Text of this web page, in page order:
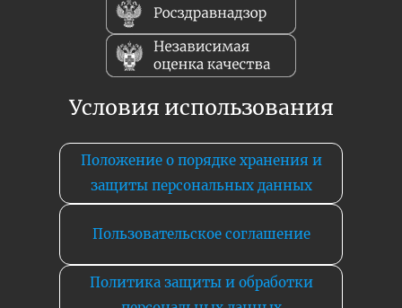
Условия использования
Положение о порядке хранения и
защиты персональных данных
Пользовательское соглашение
Политика защиты и обработки